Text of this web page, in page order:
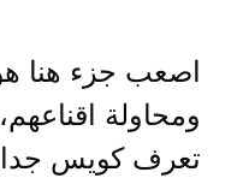
اصعب جزء هنا
ومحاولة
تعرف كويس جدا